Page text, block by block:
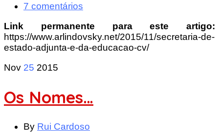
7 comentários
Link permanente para este artigo:
https://www.arlindovsky.net/2015/11/secretaria-de-
estado-adjunta-e-da-educacao-cv/
Nov 25 2015
Os Nomes…
By Rui Cardoso